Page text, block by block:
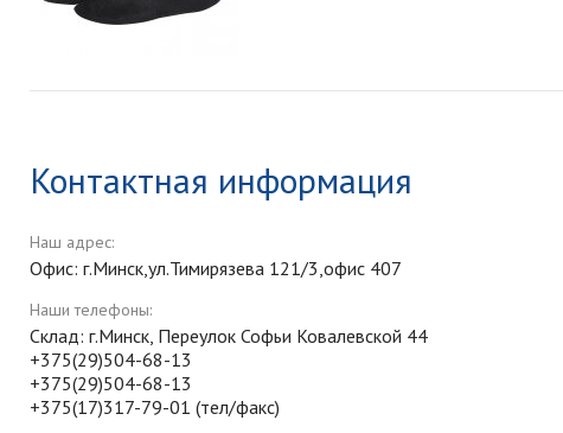
Контактная информация
Наш адрес:
Офис: г.Минск,ул.Тимирязева 121/3,офис 407
Наши телефоны:
Склад: г.Минск, Переулок Софьи Ковалевской 44
+375(29)504-68-13
+375(29)504-68-13
+375(17)317-79-01 (тел/факс)